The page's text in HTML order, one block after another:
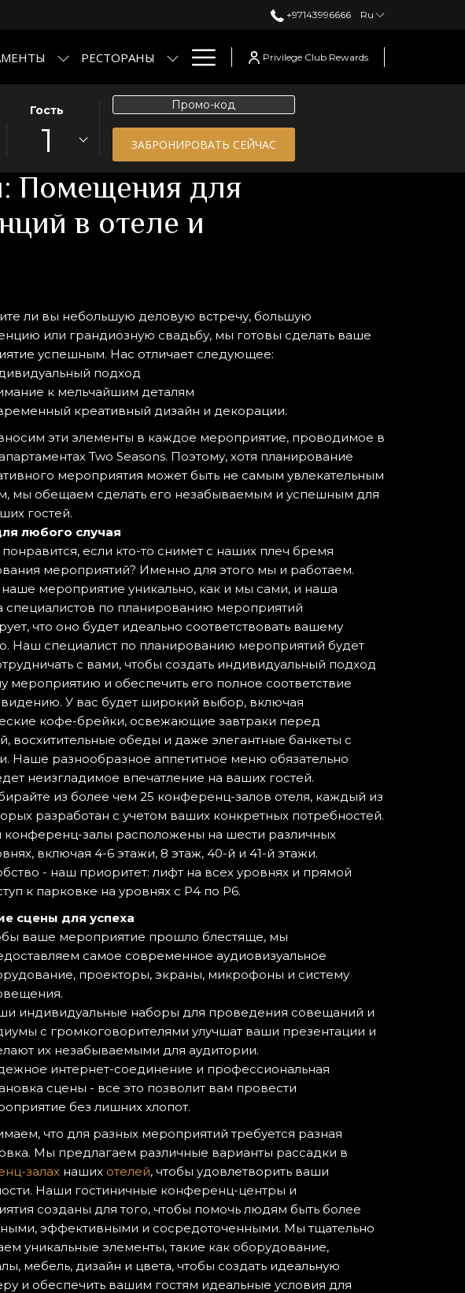
+97143996666 Ru
РЕСТОРАНЫ Hamburger
Menu Privilege Club Rewards
Гость
1 ЗАБРОНИРОВАТЬ СЕЙЧАС
отеле и апартаментах Two Seasons
Помещения для
в отеле и
ли вы небольшую деловую встречу, большую
или грандиозную свадьбу, мы готовы сделать ваше
успешным. Нас отличает следующее:
подход
к мельчайшим деталям
креативный дизайн и декорации.
эти элементы в каждое мероприятие, проводимое в
Two Seasons. Поэтому, хотя планирование
мероприятия может быть не самым увлекательным
мы обещаем сделать его незабываемым и успешным для
гостей.
любого случая
если кто-то снимет с наших плеч бремя
мероприятий? Именно для этого мы и работаем.
мероприятие уникально, как и мы сами, и наша
специалистов по планированию мероприятий
что оно будет идеально соответствовать вашему
Наш специалист по планированию мероприятий будет
с вами, чтобы создать индивидуальный подход
мероприятию и обеспечить его полное соответствие
У вас будет широкий выбор, включая
кофе-брейки, освежающие завтраки перед
восхитительные обеды и даже элегантные банкеты с
Наше разнообразное аппетитное меню обязательно
неизгладимое впечатление на ваших гостей.
из более чем 25 конференц-залов отеля, каждый из
разработан с учетом ваших конкретных потребностей.
конференц-залы расположены на шести различных
включая 4-6 этажи, 8 этаж, 40-й и 41-й этажи.
- наш приоритет: лифт на всех уровнях и прямой
к парковке на уровнях с P4 по P6.
сцены для успеха
ваше мероприятие прошло блестяще, мы
самое современное аудиовизуальное
проекторы, экраны, микрофоны и систему
индивидуальные наборы для проведения совещаний и
с громкоговорителями улучшат ваши презентации и
их незабываемыми для аудитории.
интернет-соединение и профессиональная
сцены - все это позволит вам провести
без лишних хлопот.
что для разных мероприятий требуется разная
Мы предлагаем различные варианты рассадки в
залах наших отелей, чтобы удовлетворить ваши
Наши гостиничные конференц-центры и
созданы для того, чтобы помочь людям быть более
эффективными и сосредоточенными. Мы тщательно
уникальные элементы, такие как оборудование,
мебель, дизайн и цвета, чтобы создать идеальную
и обеспечить вашим гостям идеальные условия для